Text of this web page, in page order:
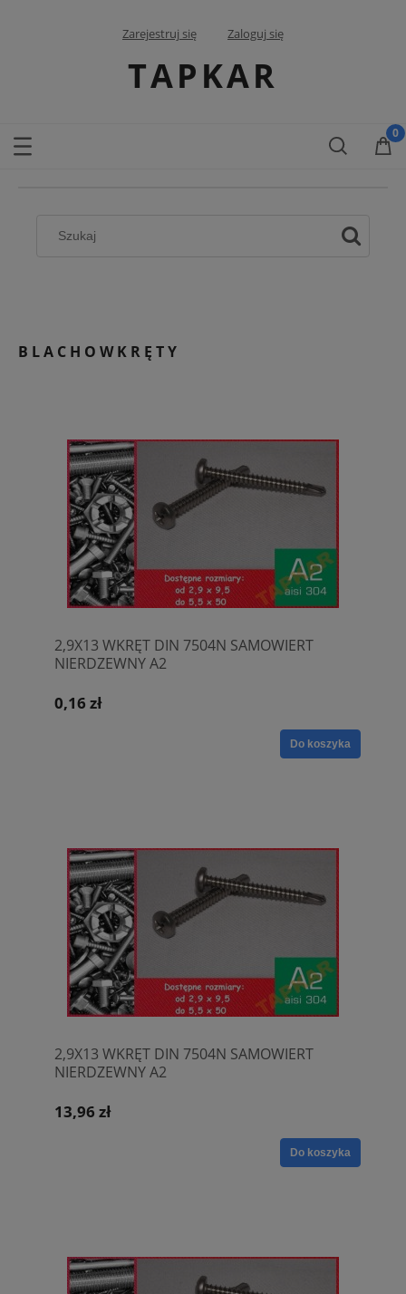
Zarejestruj się Zaloguj się
TAPKAR
BLACHOWKRĘTY
2,9X13 WKRĘT DIN 7504N SAMOWIERT
NIERDZEWNY A2
0,16 zł
Do koszyka
2,9X13 WKRĘT DIN 7504N SAMOWIERT
NIERDZEWNY A2
13,96 zł
Do koszyka